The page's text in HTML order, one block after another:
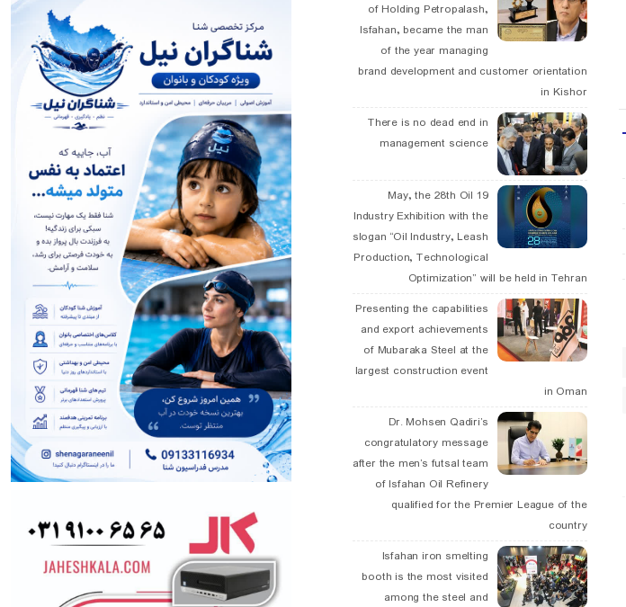
of Holding Petropalash,
Isfahan, became the man
of the year managing
brand development and customer orientation
in Kishor
There is no dead end in
management science
19 May, the 28th Oil
Industry Exhibition with the
slogan “Oil Industry, Leash
Production, Technological
Optimization” will be held in Tehran
Presenting the capabilities
and export achievements
of Mubaraka Steel at the
largest construction event
in Oman
Dr. Mohsen Qadiri’s
congratulatory message
after the men’s futsal team
of Isfahan Oil Refinery
qualified for the Premier League of the
country
Isfahan iron smelting
booth is the most visited
among the steel and